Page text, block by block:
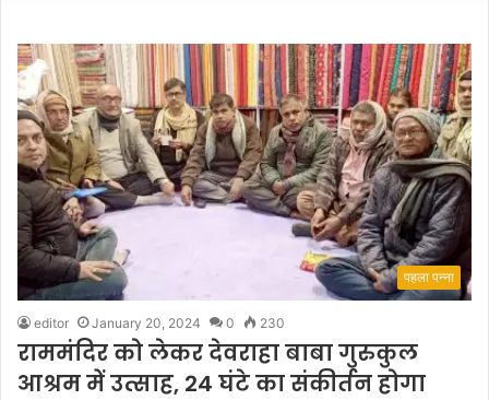
पहला पन्ना
editor January 20, 2024 0 230
राममंदिर को लेकर देवराहा बाबा गुरुकुल
आश्रम में उत्साह, 24 घंटे का संकीर्तन होगा